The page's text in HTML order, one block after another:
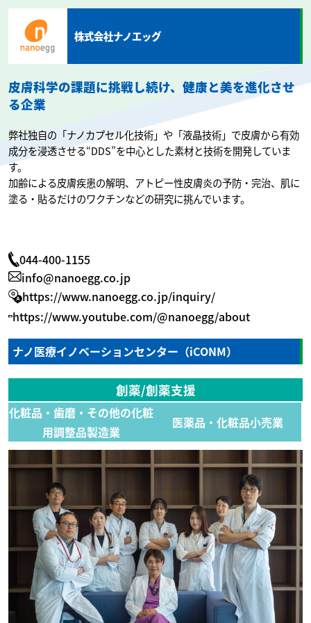
株式会社ナノエッグ
皮膚科学の課題に挑戦し続け、健康と美を進化させ
る企業
弊社独自の「ナノカプセル化技術」や「液晶技術」で皮膚から有効
成分を浸透させる“DDS”を中心とした素材と技術を開発していま
す。
加齢による皮膚疾患の解明、アトピー性皮膚炎の予防・完治、肌に
塗る・貼るだけのワクチンなどの研究に挑んでいます。
044-400-1155
info@nanoegg.co.jp
https://www.nanoegg.co.jp/inquiry/
https://www.youtube.com/@nanoegg/about
ナノ医療イノベーションセンター（iCONM）
創薬/創薬支援
化粧品・歯磨・その他の化粧
用調整品製造業
医薬品・化粧品小売業